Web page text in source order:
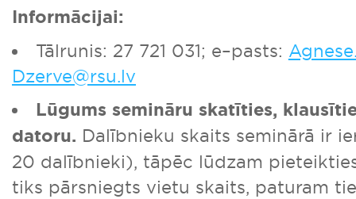
Informācijai:
Tālrunis: 27 721 031; e–pasts:
Dzerve@rsu.lv
Lūgums semināru skatīties,
datoru. Dalībnieku skaits seminārā ir
20 dalībnieki), tāpēc lūdzam
tiks pārsniegts vietu skaits, paturam